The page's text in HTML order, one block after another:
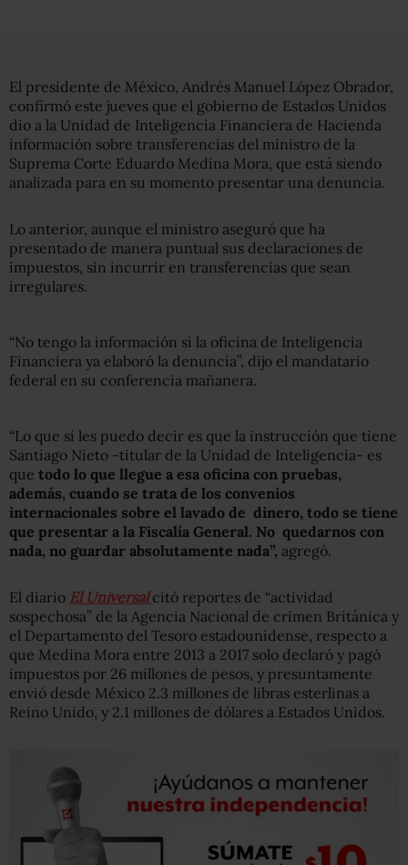
El presidente de México, Andrés Manuel López Obrador,
confirmó este jueves que el gobierno de Estados Unidos
dio a la Unidad de Inteligencia Financiera de Hacienda
información sobre transferencias del ministro de la
Suprema Corte Eduardo Medina Mora, que está siendo
analizada para en su momento presentar una denuncia.
Lo anterior, aunque el ministro aseguró que ha
presentado de manera puntual sus declaraciones de
impuestos, sin incurrir en transferencias que sean
irregulares.
“No tengo la información si la oficina de Inteligencia
Financiera ya elaboró la denuncia”, dijo el mandatario
federal en su conferencia mañanera.
“Lo que sí les puedo decir es que la instrucción que tiene
Santiago Nieto -titular de la Unidad de Inteligencia- es
que todo lo que llegue a esa oficina con pruebas,
además, cuando se trata de los convenios
internacionales sobre el lavado de dinero, todo se tiene
que presentar a la Fiscalía General. No quedarnos con
nada, no guardar absolutamente nada”, agregó.
El diario El Universal citó reportes de “actividad
sospechosa” de la Agencia Nacional de crimen Británica y
el Departamento del Tesoro estadounidense, respecto a
que Medina Mora entre 2013 a 2017 solo declaró y pagó
impuestos por 26 millones de pesos, y presuntamente
envió desde México 2.3 millones de libras esterlinas a
Reino Unido, y 2.1 millones de dólares a Estados Unidos.